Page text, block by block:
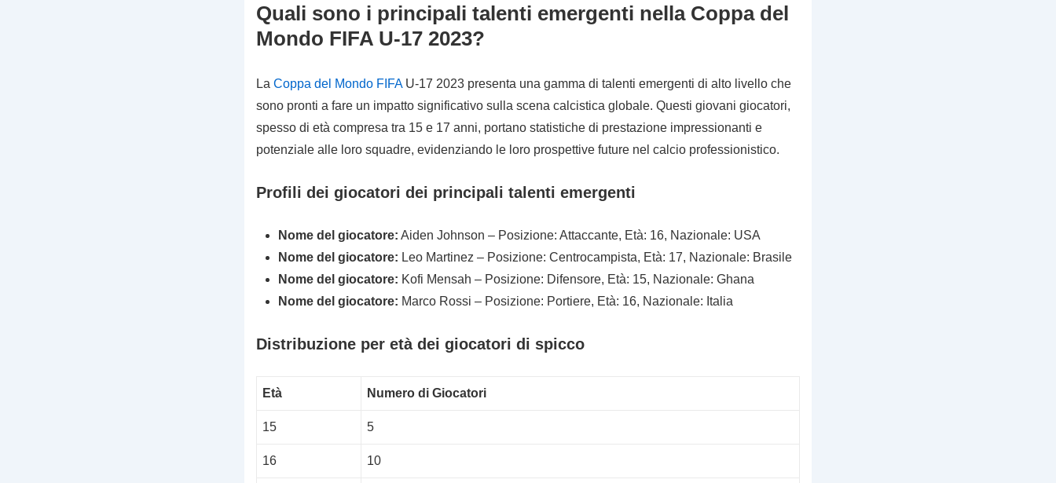
Quali sono i principali talenti emergenti nella Coppa del
Mondo FIFA U-17 2023?
La Coppa del Mondo FIFAU-17 2023 presenta una gamma di talenti emergenti di alto livello che
sono pronti a fare un impatto significativo sulla scena calcistica globale. Questi giovani giocatori,
spesso di età compresa tra 15 e 17 anni, portano statistiche di prestazione impressionanti e
potenziale alle loro squadre, evidenziando le loro prospettive future nel calcio professionistico.
Profili dei giocatori dei principali talenti emergenti
Nome del giocatore: Aiden Johnson – Posizione: Attaccante, Età: 16, Nazionale: USA
Nome del giocatore: Leo Martinez – Posizione: Centrocampista, Età: 17, Nazionale: Brasile
Nome del giocatore: Kofi Mensah – Posizione: Difensore, Età: 15, Nazionale: Ghana
Nome del giocatore: Marco Rossi – Posizione: Portiere, Età: 16, Nazionale: Italia
Distribuzione per età dei giocatori di spicco
Età Numero di Giocatori
15 5
16 10